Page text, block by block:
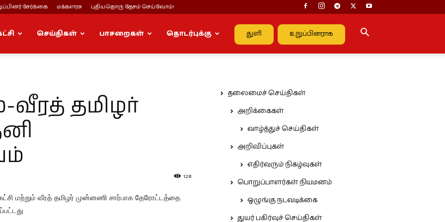
சேர்க்கை மக்களரசு புதியதொரு தேசம் செய்வோம்!
துளி உறுப்பினராக
செய்திகள் பாசறைகள் தொடர்புக்கு
வீரத் தமிழர்
128
மற்றும் வீரத் தமிழர் முன்னணி சார்பாக தேரோட்டத்தை
தலைமைச் செய்திகள்
அறிக்கைகள்
வாழ்த்துச் செய்திகள்
அறிவிப்புகள்
எதிர்வரும் நிகழ்வுகள்
பொறுப்பாளர்கள் நியமனம்
ஒழுங்கு நடவடிக்கை
துயர் பகிர்வுச் செய்திகள்